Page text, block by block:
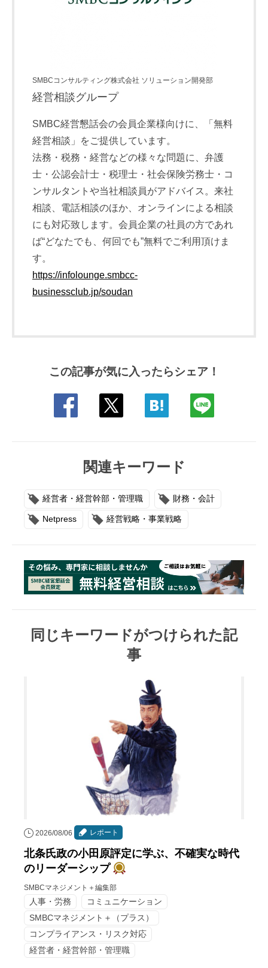
SMBCコンサルティング株式会社 ソリューション開発部
経営相談グループ
SMBC経営懇話会の会員企業様向けに、「無料
経営相談」をご提供しています。
法務・税務・経営などの様々な問題に、弁護
士・公認会計士・税理士・社会保険労務士・コ
ンサルタントや当社相談員がアドバイス。来社
相談、電話相談のほか、オンラインによる相談
にも対応致します。会員企業の社員の方であれ
ば“どなたでも、何回でも”無料でご利用頂けま
す。
https://infolounge.smbcc-
businessclub.jp/soudan
この記事が気に入ったらシェア！
関連キーワード
経営者・経営幹部・管理職 財務・会計
Netpress 経営戦略・事業戦略
同じキーワードがつけられた記
事
2026/08/06 レポート
北条氏政の小田原評定に学ぶ、不確実な時代
のリーダーシップ
SMBCマネジメント＋編集部
人事・労務
コミュニケーション
SMBCマネジメント＋（プラス）
コンプライアンス・リスク対応
経営者・経営幹部・管理職